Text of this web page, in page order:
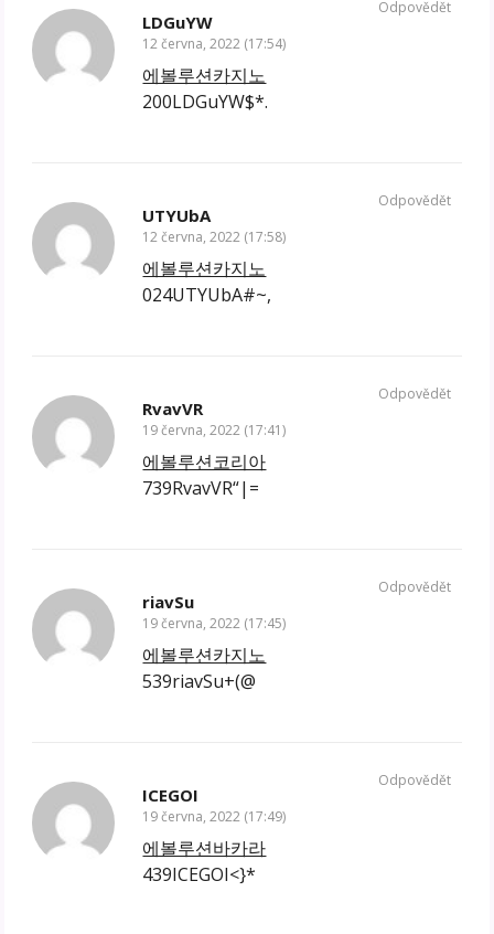
LDGuYW
12 června, 2022 (17:54)
에볼루션카지노
200LDGuYW$*.
Odpovědět
UTYUbA
12 června, 2022 (17:58)
에볼루션카지노
024UTYUbA#~,
Odpovědět
RvavVR
19 června, 2022 (17:41)
에볼루션코리아
739RvavVR“|=
Odpovědět
riavSu
19 června, 2022 (17:45)
에볼루션카지노
539riavSu+(@
Odpovědět
ICEGOI
19 června, 2022 (17:49)
에볼루션바카라
439ICEGOI<}*
Odpovědět